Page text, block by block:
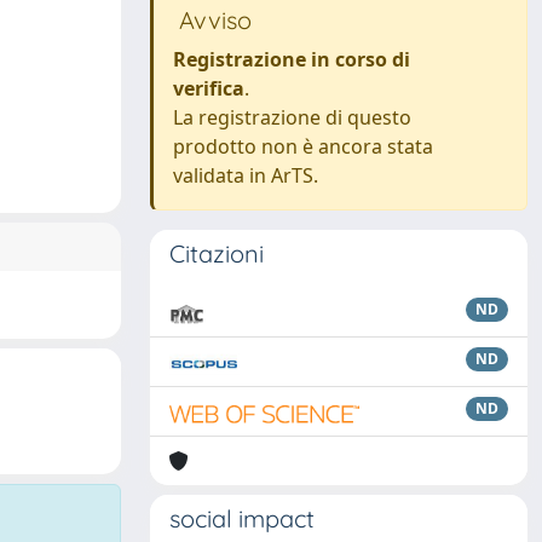
Avviso
Registrazione in corso di
verifica.
La registrazione di questo
prodotto non è ancora stata
validata in ArTS.
Citazioni
ND
ND
ND
social impact